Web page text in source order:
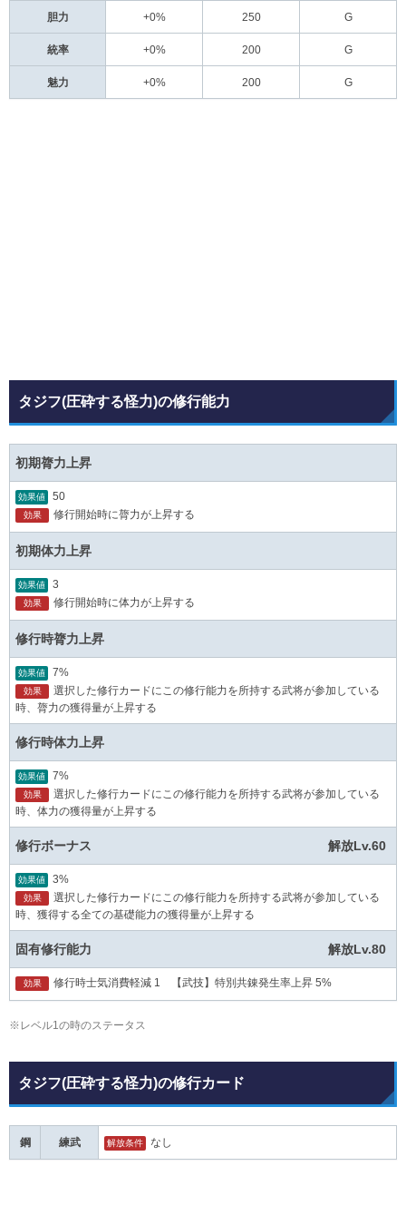
胆力 +0% 250 G
統率 +0% 200 G
魅力 +0% 200 G
タジフ(圧砕する怪力)の修行能力
初期膂力上昇
効果値 50
効果 修行開始時に膂力が上昇する
初期体力上昇
効果値 3
効果 修行開始時に体力が上昇する
修行時膂力上昇
効果値 7%
効果
選択した修行カードにこの修行能力を所持する武将が参加している
時、膂力の獲得量が上昇する
修行時体力上昇
効果値 7%
効果
選択した修行カードにこの修行能力を所持する武将が参加している
時、体力の獲得量が上昇する
修行ボーナス 解放Lv.60
効果値 3%
効果
選択した修行カードにこの修行能力を所持する武将が参加している
時、獲得する全ての基礎能力の獲得量が上昇する
固有修行能力 解放Lv.80
効果 修行時士気消費軽減 1 【武技】特別共錬発生率上昇 5%
※レベル1の時のステータス
タジフ(圧砕する怪力)の修行カード
鋼 練武 解放条件 なし